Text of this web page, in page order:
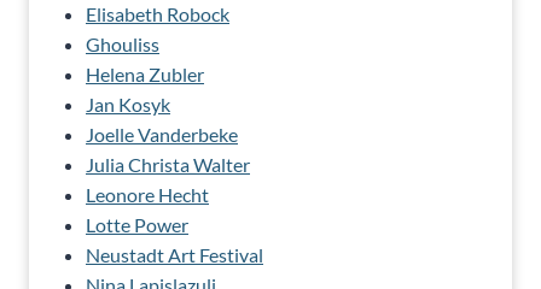
Elisabeth Robock
Ghouliss
Helena Zubler
Jan Kosyk
Joelle Vanderbeke
Julia Christa Walter
Leonore Hecht
Lotte Power
Neustadt Art Festival
Nina Lapislazuli